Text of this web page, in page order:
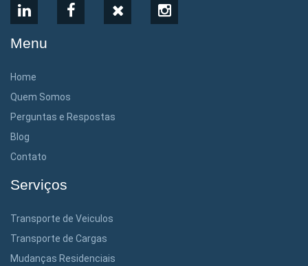
LinkedInFacebook Instagram
Menu
Home
Quem Somos
Perguntas e Respostas
Blog
Contato
Serviços
Transporte de Veiculos
Transporte de Cargas
Mudanças Residenciais